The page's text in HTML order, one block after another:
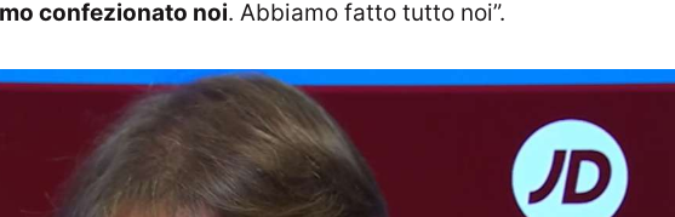
confezionato noi. Abbiamo fatto tutto noi”.